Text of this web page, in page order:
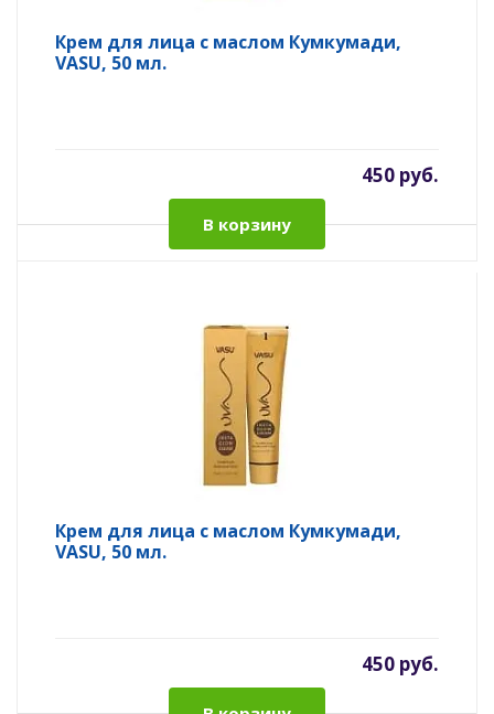
Крем для лица с маслом Кумкумади,
VASU, 50 мл.
450 руб.
В корзину
Крем для лица с маслом Кумкумади,
VASU, 50 мл.
450 руб.